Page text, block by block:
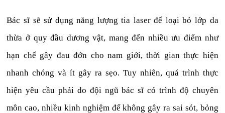
Bác sĩ sẽ sử dụng năng lượng tia laser để loại bỏ lớp da
thừa ở quy đầu dương vật, mang đến nhiều ưu điểm như
hạn chế gây đau đớn cho nam giới, thời gian thực hiện
nhanh chóng và ít gây ra sẹo. Tuy nhiên, quá trình thực
hiện yêu cầu phải do đội ngũ bác sĩ có trình độ chuyên
môn cao, nhiều kinh nghiệm để không gây ra sai sót, bỏng